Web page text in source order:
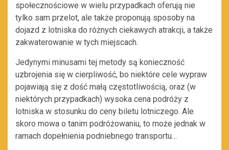
społecznościowe w wielu przypadkach oferują nie
tylko sam przelot, ale także proponują sposoby na
dojazd z lotniska do różnych ciekawych atrakcji, a także
zakwaterowanie w tych miejscach.
Jedynymi minusami tej metody są konieczność
uzbrojenia się w cierpliwość, bo niektóre cele wypraw
pojawiają się z dość małą częstotliwością, oraz (w
niektórych przypadkach) wysoka cena podróży z
lotniska w stosunku do ceny biletu lotniczego. Ale
skoro mowa o tanim podróżowaniu, to może jednak w
ramach dopełnienia podniebnego transportu…